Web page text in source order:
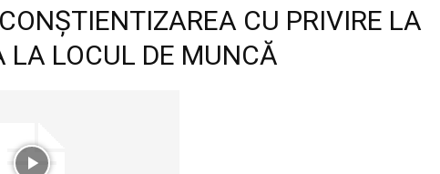
CU PRIVIRE LA
LA LOCUL DE MUNCĂ